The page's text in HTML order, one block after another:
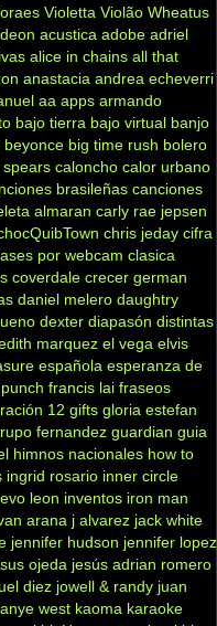
Violetta Violão Wheatus
acustica adobe adriel
alice in chains all that
anastacia andrea echeverri
aa apps armando
bajo tierra bajo virtual banjo
beyonce big time rush bolero
spears caloncho calor urbano
brasileñas canciones
almaran carly rae jepsen
chris jeday cifra
por webcam clasica
coverdale crecer german
daniel melero daughtry
dexter diapasón distintas
marquez el vega elvis
española esperanza de
francis lai fraseos
12 gifts gloria estefan
fernandez guardian guia
himnos nacionales how to
ingrid rosario inner circle
leon inventos iron man
arana j alvarez jack white
jennifer hudson jennifer lopez
ojeda jesús adrian romero
diez jowell & randy juan
west kaoma karaoke